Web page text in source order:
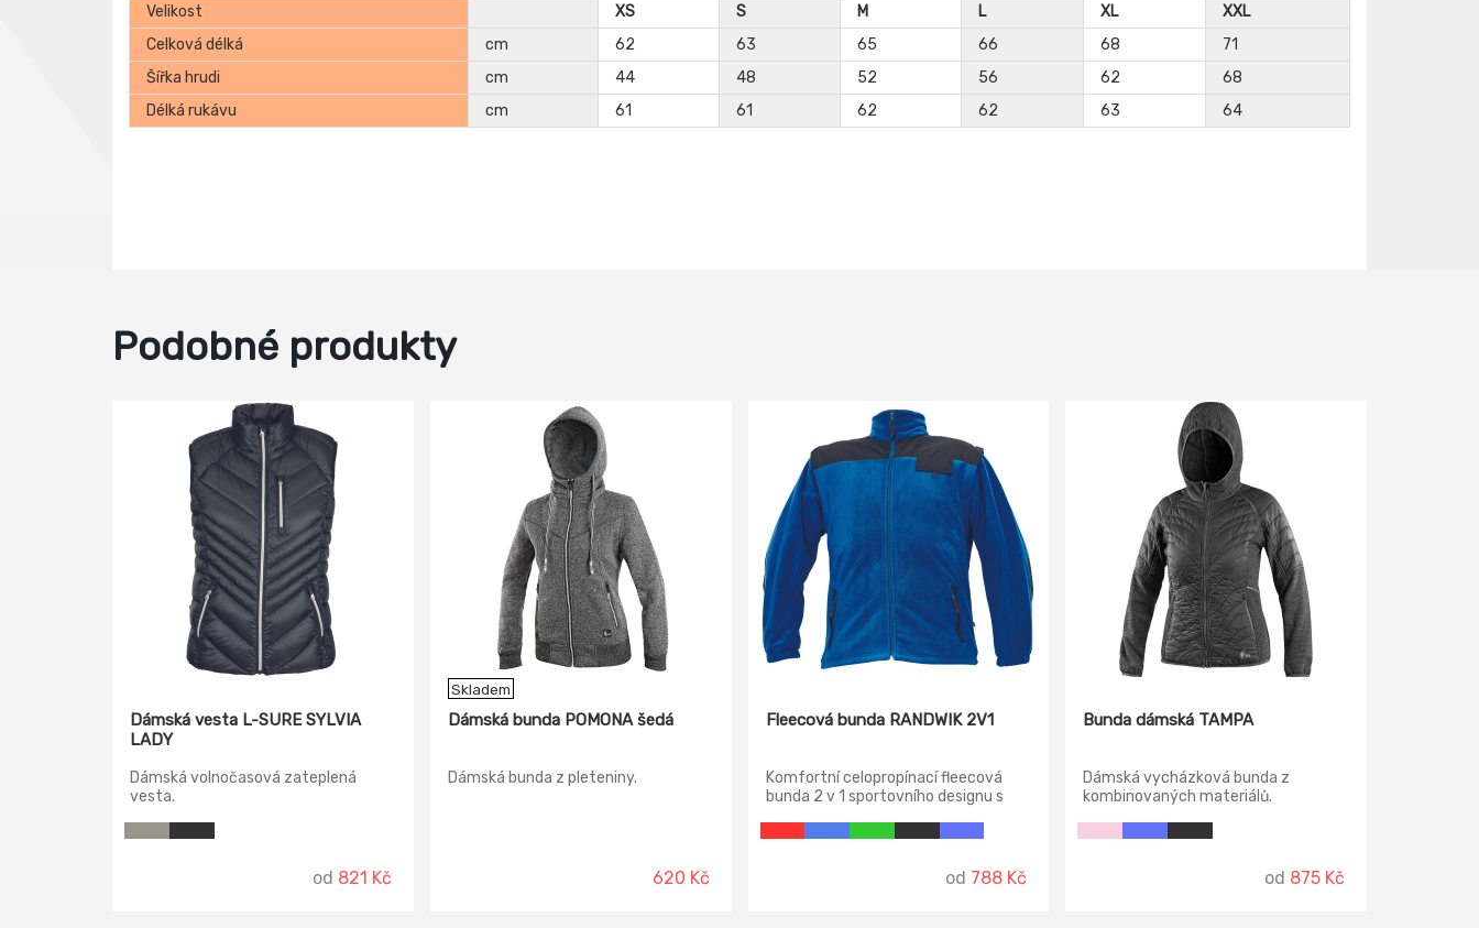
Velikost XS S M L XL
XXL
Celková délká
cm 62 63 65 66 68
71
Šířka hrudi
cm 44 48 52 56 62
68
Délká rukávu
cm 61 61 62 62 63 64
Podobné produkty
Dámská vesta L-SURE SYLVIA
LADY
Dámská volnočasová zateplená
vesta.
od 821 Kč
Skladem
Dámská bunda POMONA šedá
Dámská bunda z pleteniny.
620 Kč
Fleecová bunda RANDWIK 2V1
Komfortní celopropínací fleecová
bunda 2 v 1 sportovního designu s
pro zvýšení životnosti a odolnosti
povětrnostním vlivům. 2 postranní
od 788 Kč
Bunda dámská TAMPA
Dámská vycházková bunda z
kombinovaných materiálů.
od 875 Kč